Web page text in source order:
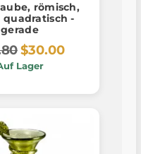
römisch,
quadratisch -
gerade
$30.00
Lager